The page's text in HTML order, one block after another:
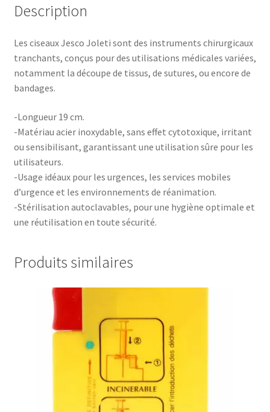
Description
Les ciseaux Jesco Joleti sont des instruments chirurgicaux
tranchants, conçus pour des utilisations médicales variées,
notamment la découpe de tissus, de sutures, ou encore de
bandages.
-Longueur 19 cm.
-Matériau acier inoxydable, sans effet cytotoxique, irritant
ou sensibilisant, garantissant une utilisation sûre pour les
utilisateurs.
-Usage idéaux pour les urgences, les services mobiles
d’urgence et les environnements de réanimation.
-Stérilisation autoclavables, pour une hygiène optimale et
une réutilisation en toute sécurité.
Produits similaires